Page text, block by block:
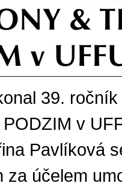
2024
&
v
39.
v
Pavlíková
za účelem